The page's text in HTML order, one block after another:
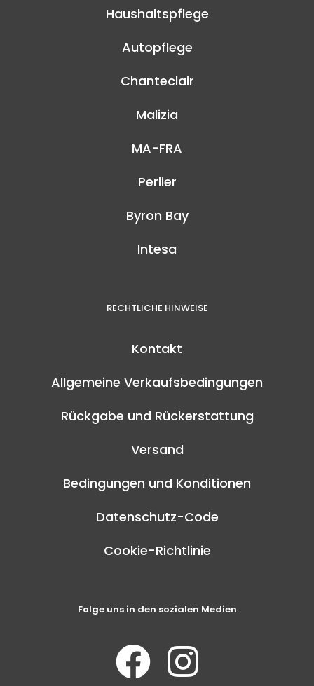
Haushaltspflege
Autopflege
Chanteclair
Malizia
MA-FRA
Perlier
Byron Bay
Intesa
RECHTLICHE HINWEISE
Kontakt
Allgemeine Verkaufsbedingungen
Rückgabe und Rückerstattung
Versand
Bedingungen und Konditionen
Datenschutz-Code
Cookie-Richtlinie
Folge uns in den sozialen Medien